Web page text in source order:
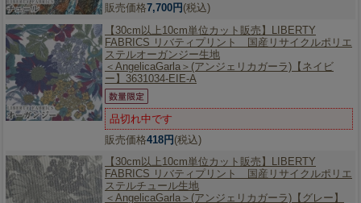
販売価格7,700円 (税込)
【30cm以上10cm単位カット販売】
LIBERTY
FABRICS リバティプリント 国産リサイクルポリエ
ステルオーガンジー生地
＜AngelicaGarla＞(アンジェリカガーラ)【ネイビ
ー】3631034-EIE-A
品切れ中です
販売価格418円 (税込)
【30cm以上10cm単位カット販売】
LIBERTY
FABRICS リバティプリント 国産リサイクルポリエ
ステルチュール生地
＜AngelicaGarla＞(アンジェリカガーラ)【グレー】